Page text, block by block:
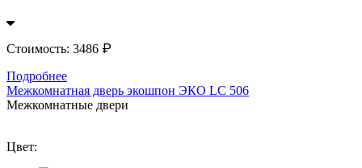
Стоимость: 3486 ₽
Подробнее
Межкомнатная дверь экошпон ЭКО LС 506
Межкомнатные двери
Цвет: